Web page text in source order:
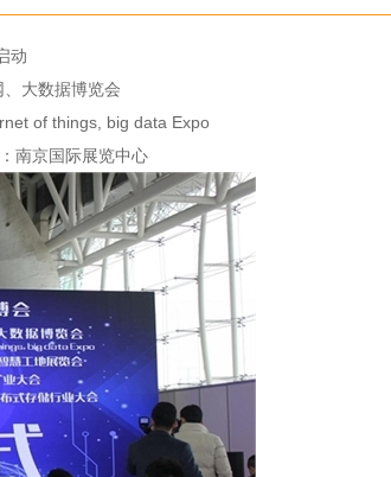
动
大数据博览会
of things, big data Expo
京国际展览中心